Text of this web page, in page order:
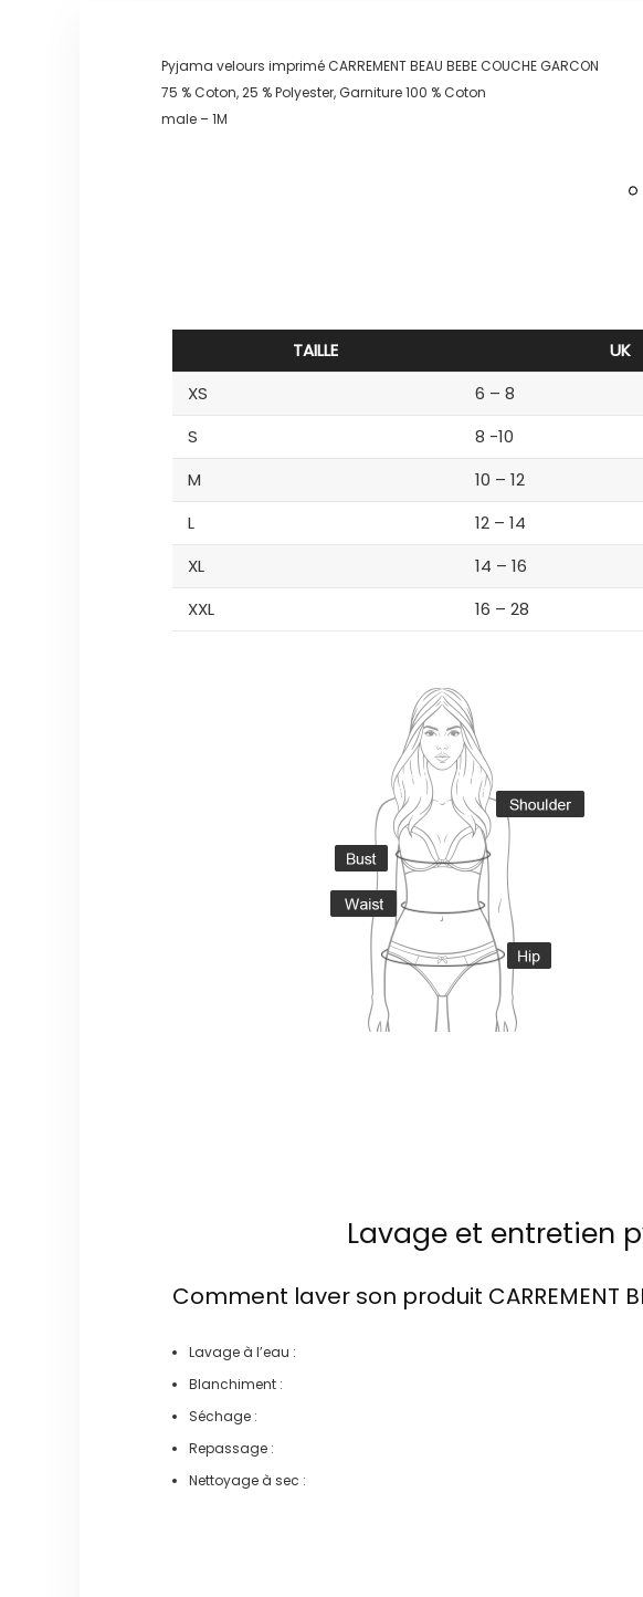
Pyjama velours imprimé CARREMENT BEAU BEBE COUCHE GARCON
75 % Coton, 25 % Polyester, Garniture 100 % Coton
male – 1M
TAILLE UK
XS
6 – 8
S
8 -10
M
10 – 12
L
12 – 14
XL
14 – 16
XXL
16 – 28
Lavage et entretien
Comment laver son produit CARREMENT
Lavage à l’eau :
Blanchiment :
Séchage :
Repassage :
Nettoyage à sec :